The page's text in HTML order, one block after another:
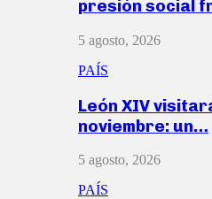
presión social
5 agosto, 2026
PAÍS
León XIV
noviembre: un…
5 agosto, 2026
PAÍS